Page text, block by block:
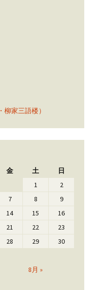
家三語楼）
金 土 日
8月 »
1
2
7 8
9
14 15
16
21 22
23
28 29
30